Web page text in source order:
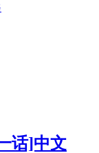
话]中文